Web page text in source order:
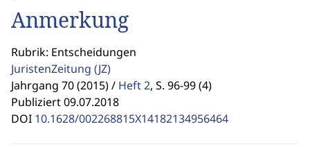
Anmerkung
Rubrik: Entscheidungen
JuristenZeitung (JZ)
Jahrgang 70 (2015) / Heft 2, S. 96-99 (4)
Publiziert 09.07.2018
DOI 10.1628/002268815X14182134956464